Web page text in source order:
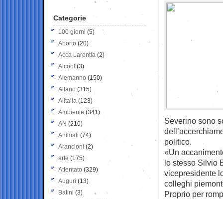
Severino sono
politico.
«Un
lo stesso Silvio
vicepresidente
colleghi
Proprio per
Categorie
100 giorni (5)
Aborto (20)
Acca Larentia (2)
Alcool (3)
Alemanno (150)
Alfano (315)
Alitalia (123)
Ambiente (341)
AN (210)
Animali (74)
Arancioni (2)
arte (175)
Attentato (329)
Auguri (13)
Batini (3)